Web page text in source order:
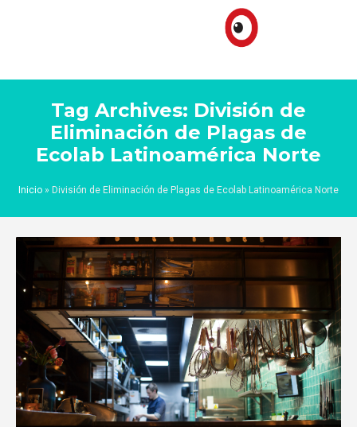
Tag Archives: División de
Eliminación de Plagas de
Ecolab Latinoamérica Norte
Inicio » División de Eliminación de Plagas de Ecolab Latinoamérica Norte